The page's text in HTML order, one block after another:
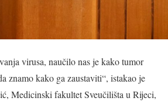
virusa, naučilo nas je kako tumor
znamo kako ga zaustaviti“, istakao je
Medicinski fakultet Sveučilišta u Rijeci,